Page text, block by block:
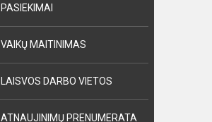
PASIEKIMAI
VAIKŲ MAITINIMAS
LAISVOS DARBO VIETOS
ATNAUJINIMŲ PRENUMERATA